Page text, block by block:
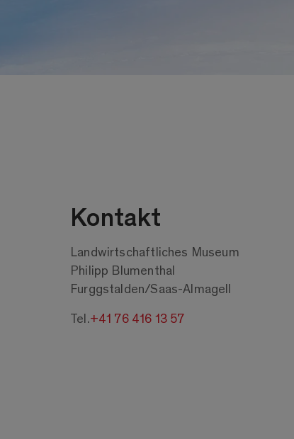
Kontakt
Landwirtschaftliches Museum
Philipp Blumenthal
Furggstalden/Saas-Almagell
Tel.+41 76 416 13 57